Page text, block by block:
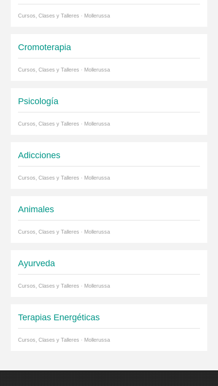
Cursos, Clases y Talleres · Mollerussa
Cromoterapia
Cursos, Clases y Talleres · Mollerussa
Psicología
Cursos, Clases y Talleres · Mollerussa
Adicciones
Cursos, Clases y Talleres · Mollerussa
Animales
Cursos, Clases y Talleres · Mollerussa
Ayurveda
Cursos, Clases y Talleres · Mollerussa
Terapias Energéticas
Cursos, Clases y Talleres · Mollerussa